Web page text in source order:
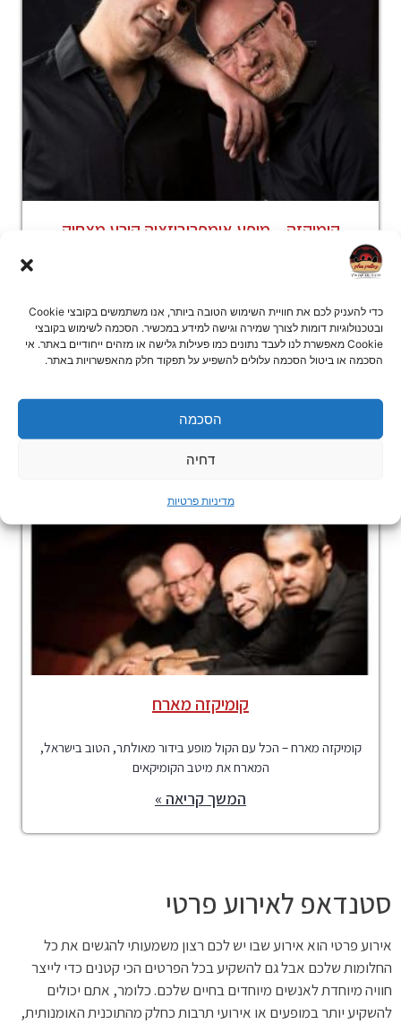
כדי להעניק לכם את חוויית השימוש הטובה ביותר, אנו משתמשים בקובצי Cookie
ובטכנולוגיות דומות לצורך שמירה וגישה למידע במכשיר. הסכמה לשימוש בקובצי
Cookie מאפשרת לנו לעבד נתונים כמו פעילות גלישה או מזהים ייחודיים באתר. אי
הסכמה או ביטול הסכמה עלולים להשפיע על תפקוד חלק מהאפשרויות באתר.
הסכמה
דחיה
מדיניות פרטיות
קומיקזה – מופע אימפרוביזציה קורע מצחוק
קומיקזה – כל הקודם צוחק קומיקזה הוא מופע הבידור המאולתר הטוב
המשך קריאה »
קומיקזה מארח
קומיקזה מארח – הכל עם הקול מופע בידור מאולתר, הטוב בישראל,
המארח את מיטב הקומיקאים
המשך קריאה »
סטנדאפ לאירוע פרטי
אירוע פרטי הוא אירוע שבו יש לכם רצון משמעותי להגשים את כל
החלומות שלכם אבל גם להשקיע בכל הפרטים הכי קטנים כדי לייצר
חוויה מיוחדת לאנשים מיוחדים בחיים שלכם. כלומר, אתם יכולים
להשקיע יותר במופעים או אירועי תרבות כחלק מהתוכנית האומנותית,